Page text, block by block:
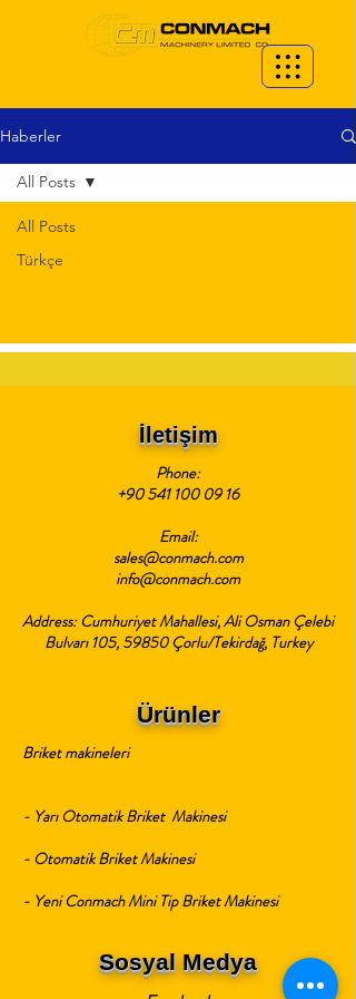
Haberler
All Posts
Türkçe
All Posts
İletişim
Phone:
+90 541 100 09 16
Email:
sales@conmach.com
info@conmach.com
Address: Cumhuriyet Mahallesi, Ali Osman Çelebi
Bulvarı 105, 59850 Çorlu/Tekirdağ, Turkey
Ürünler
Briket makineleri
- Yarı Otomatik Briket Makinesi
- Otomatik Briket Makinesi
- Yeni Conmach Mini Tip Briket Makinesi
Sosyal Medya